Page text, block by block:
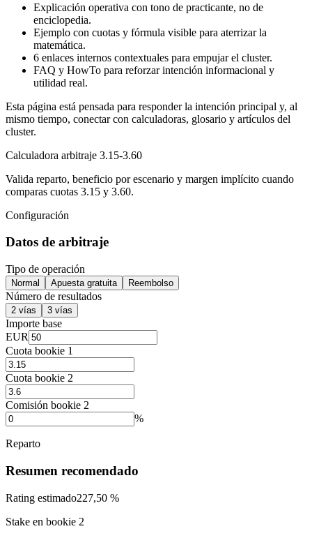
Explicación operativa con tono de practicante, no de
enciclopedia.
Ejemplo con cuotas y fórmula visible para aterrizar la
matemática.
6 enlaces internos contextuales para empujar el cluster.
FAQ y HowTo para reforzar intención informacional y
utilidad real.
Esta página está pensada para responder la intención principal y, al
mismo tiempo, conectar con calculadoras, glosario y artículos del
cluster.
Calculadora arbitraje 3.15-3.60
Valida reparto, beneficio por escenario y margen implícito cuando
comparas cuotas 3.15 y 3.60.
Configuración
Datos de arbitraje
Tipo de operación
Normal Apuesta gratuita Reembolso
Número de resultados
2 vías 3 vías
Importe base
EUR
Cuota bookie 1
Cuota bookie 2
Comisión bookie 2
%
Reparto
Resumen recomendado
Rating estimado227,50 %
Stake en bookie 2